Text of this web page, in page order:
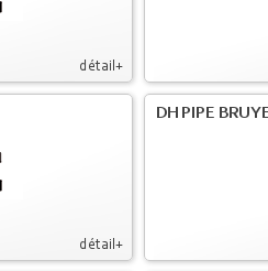
détail+
détail+
DH PIPE